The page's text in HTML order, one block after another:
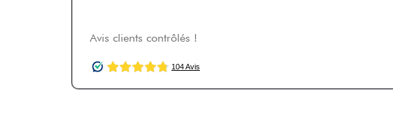
Avis clients contrôlés !